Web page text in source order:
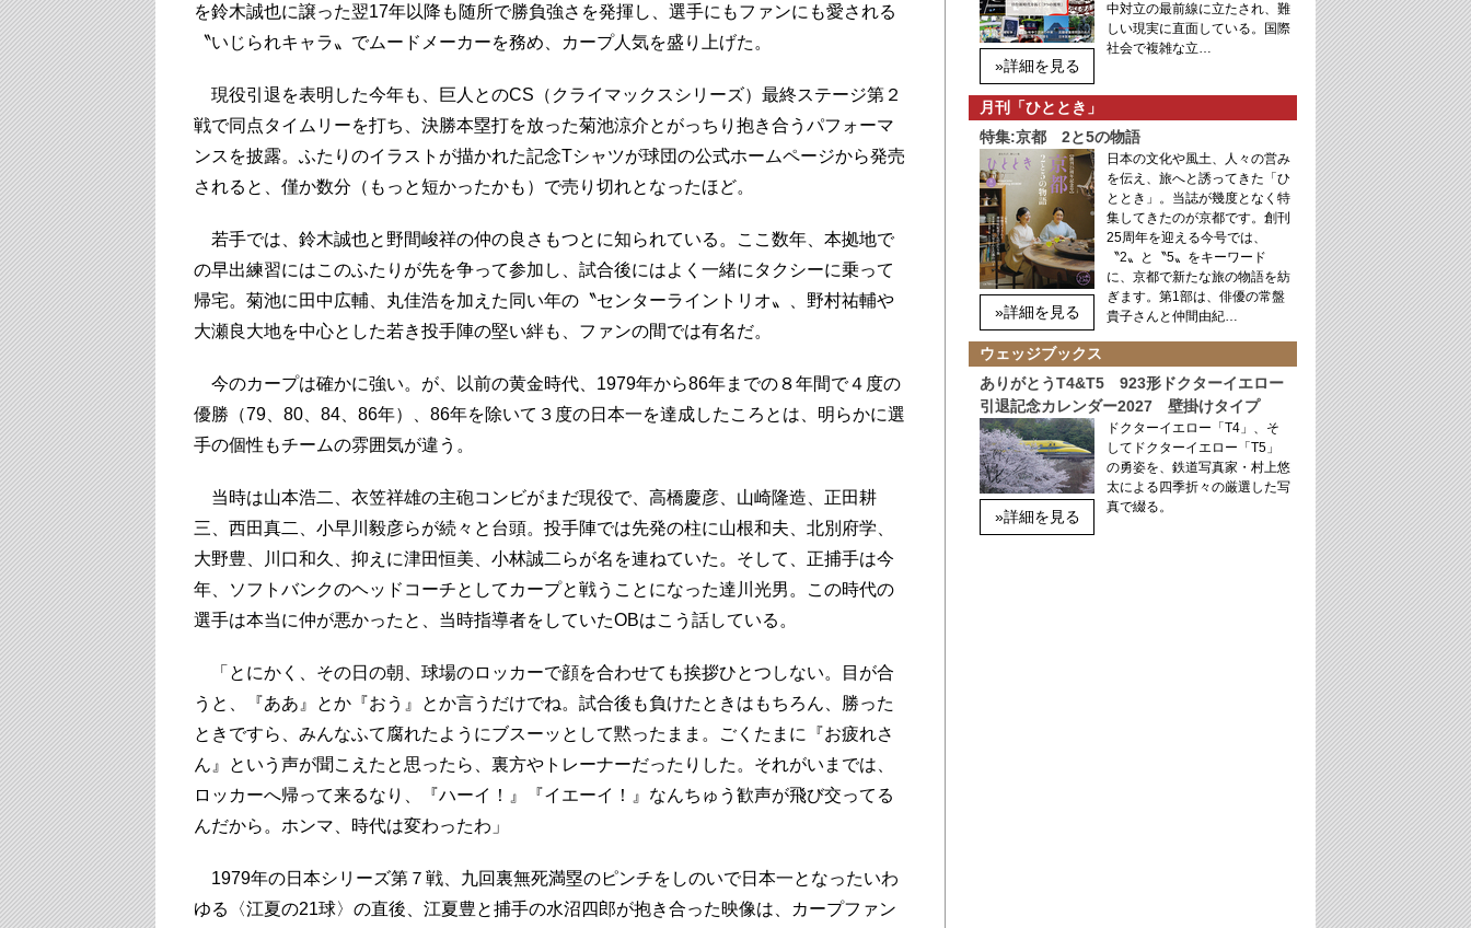
を鈴木誠也に譲った翌17年以降も随所で勝負強さを発揮し、選手にもファンにも愛される
〝いじられキャラ〟でムードメーカーを務め、カープ人気を盛り上げた。
現役引退を表明した今年も、巨人とのCS（クライマックスシリーズ）最終ステージ第２
戦で同点タイムリーを打ち、決勝本塁打を放った菊池涼介とがっちり抱き合うパフォーマ
ンスを披露。ふたりのイラストが描かれた記念Tシャツが球団の公式ホームページから発売
されると、僅か数分（もっと短かったかも）で売り切れとなったほど。
若手では、鈴木誠也と野間峻祥の仲の良さもつとに知られている。ここ数年、本拠地で
の早出練習にはこのふたりが先を争って参加し、試合後にはよく一緒にタクシーに乗って
帰宅。菊池に田中広輔、丸佳浩を加えた同い年の〝センターライントリオ〟、野村祐輔や
大瀬良大地を中心とした若き投手陣の堅い絆も、ファンの間では有名だ。
今のカープは確かに強い。が、以前の黄金時代、1979年から86年までの８年間で４度の
優勝（79、80、84、86年）、86年を除いて３度の日本一を達成したころとは、明らかに選
手の個性もチームの雰囲気が違う。
当時は山本浩二、衣笠祥雄の主砲コンビがまだ現役で、高橋慶彦、山崎隆造、正田耕
三、西田真二、小早川毅彦らが続々と台頭。投手陣では先発の柱に山根和夫、北別府学、
大野豊、川口和久、抑えに津田恒美、小林誠二らが名を連ねていた。そして、正捕手は今
年、ソフトバンクのヘッドコーチとしてカープと戦うことになった達川光男。この時代の
選手は本当に仲が悪かったと、当時指導者をしていたOBはこう話している。
「とにかく、その日の朝、球場のロッカーで顔を合わせても挨拶ひとつしない。目が合
うと、『ああ』とか『おう』とか言うだけでね。試合後も負けたときはもちろん、勝った
ときですら、みんなふて腐れたようにブスーッとして黙ったまま。ごくたまに『お疲れさ
ん』という声が聞こえたと思ったら、裏方やトレーナーだったりした。それがいまでは、
ロッカーへ帰って来るなり、『ハーイ！』『イエーイ！』なんちゅう歓声が飛び交ってる
んだから。ホンマ、時代は変わったわ」
1979年の日本シリーズ第７戦、九回裏無死満塁のピンチをしのいで日本一となったいわ
ゆる〈江夏の21球〉の直後、江夏豊と捕手の水沼四郎が抱き合った映像は、カープファン
»詳細を見る
中対立の最前線に立たされ、難
しい現実に直面している。国際
社会で複雑な立…
月刊「ひととき」
特集:京都 2と5の物語
»詳細を見る
日本の文化や風土、人々の営み
を伝え、旅へと誘ってきた「ひ
ととき」。当誌が幾度となく特
集してきたのが京都です。創刊
25周年を迎える今号では、
〝2〟と〝5〟をキーワード
に、京都で新たな旅の物語を紡
ぎます。第1部は、俳優の常盤
貴子さんと仲間由紀…
ウェッジブックス
ありがとうT4&T5 923形ドクターイエロー
引退記念カレンダー2027 壁掛けタイプ
»詳細を見る
ドクターイエロー「T4」、そ
してドクターイエロー「T5」
の勇姿を、鉄道写真家・村上悠
太による四季折々の厳選した写
真で綴る。